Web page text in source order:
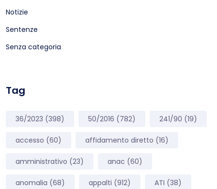
Notizie
Sentenze
Senza categoria
Tag
36/2023 (398) 50/2016 (782) 241/90 (19)
accesso (60) affidamento diretto (16)
amministrativo (23) anac (60)
anomalia (68) appalti (912) ATI (38)